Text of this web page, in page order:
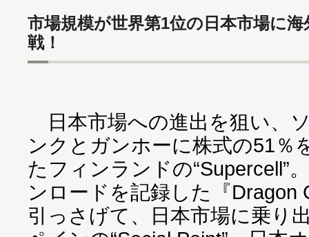
市場規模が世界第1位の日本市場に
戦！
日本市場への進出を狙い、
ンクとガンホーに株式の51％
たフィンランドの“Supercell”
ンロードを記録した『Dragon
引っさげて、日本市場に乗り